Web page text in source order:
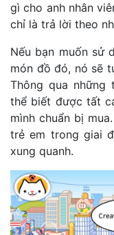
gì cho anh nhân
chỉ là trả lời theo
Nếu bạn muốn sử
món đồ đó, nó sẽ
Thông qua những
thể biết được tất
mình chuẩn bị
trẻ em trong giai
xung quanh.